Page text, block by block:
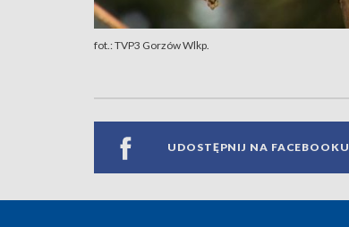
fot.: TVP3 Gorzów Wlkp.
UDOSTĘPNIJ NA FACEBOOKU